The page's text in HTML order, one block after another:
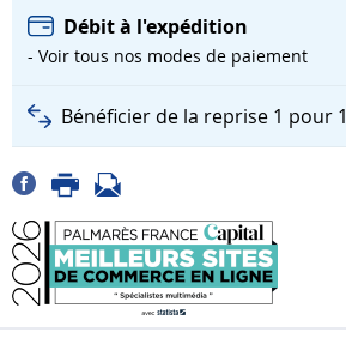
Débit à l'expédition
- Voir tous nos modes de paiement
Bénéficier de la reprise 1 pour 1